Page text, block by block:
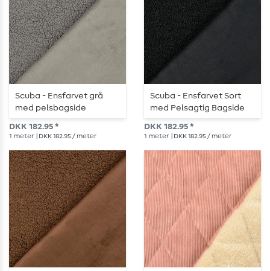
Scuba - Ensfarvet grå
med pelsbagside
DKK 182.95 *
1 meter | DKK 182.95 / meter
Scuba - Ensfarvet Sort
med Pelsagtig Bagside
DKK 182.95 *
1 meter | DKK 182.95 / meter